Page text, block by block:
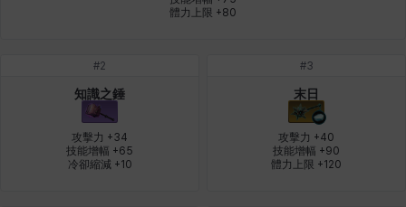
艾登 艾迪娜
體力上限 +80
#2
知識之錘
攻擊力 +34
技能增幅 +65
冷卻縮減 +10
#3
末日
攻擊力 +40
技能增幅 +90
體力上限 +120